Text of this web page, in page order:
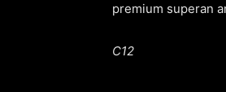
premium superan
C12